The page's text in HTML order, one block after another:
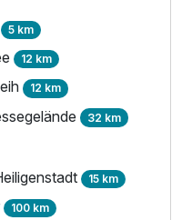
5 km
12 km
12 km
32 km
15 km
100 km